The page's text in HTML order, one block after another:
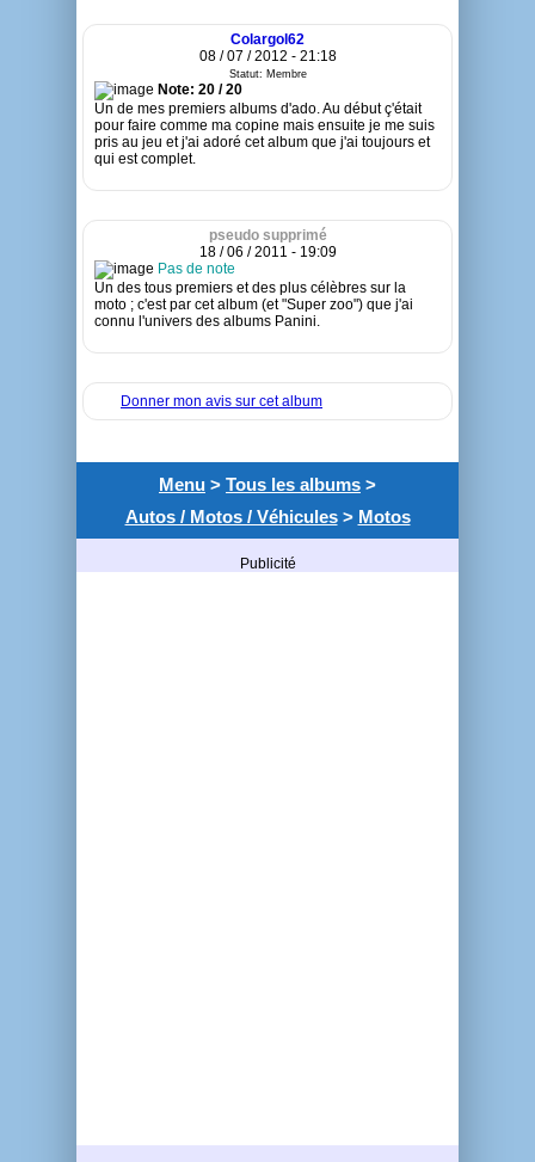
Colargol62
08 / 07 / 2012 - 21:18
Statut: Membre
Note: 20 / 20
Un de mes premiers albums d'ado. Au début ç'était
pour faire comme ma copine mais ensuite je me suis
pris au jeu et j'ai adoré cet album que j'ai toujours et
qui est complet.
pseudo supprimé
18 / 06 / 2011 - 19:09
Pas de note
Un des tous premiers et des plus célèbres sur la
moto ; c'est par cet album (et "Super zoo") que j'ai
connu l'univers des albums Panini.
Donner mon avis sur cet album
Menu > Tous les albums >
Autos / Motos / Véhicules> Motos
Publicité